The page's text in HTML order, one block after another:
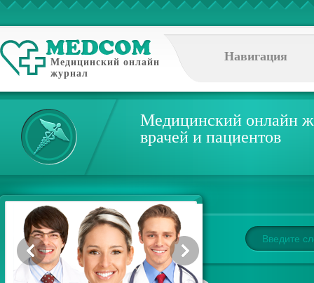
Медицинский онлайн
журнал
Навигация
Медицинский онлайн
врачей и пациентов